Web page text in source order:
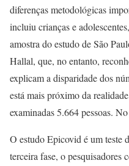
diferenças metodológicas
incluiu crianças e
amostra do estudo de São
Hallal, que, no entanto,
explicam a disparidade dos
está mais próximo da
examinadas 5.664 pessoas.
O estudo Epicovid é um teste
terceira fase, o pesquisadores